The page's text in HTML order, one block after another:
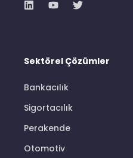
Sektörel Çözümler
Bankacılık
Sigortacılık
Perakende
Otomotiv